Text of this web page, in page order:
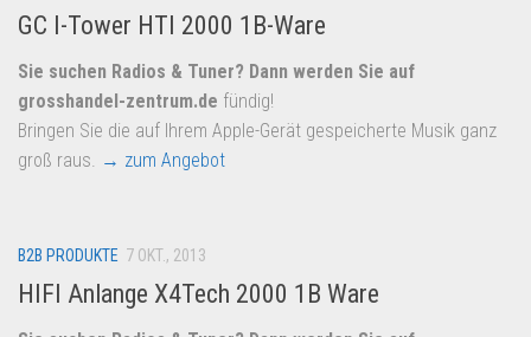
GC I-Tower HTI 2000 1B-Ware
Sie suchen Radios & Tuner? Dann werden Sie auf
grosshandel-zentrum.de fündig!
Bringen Sie die auf Ihrem Apple-Gerät gespeicherte Musik ganz
groß raus. → zum Angebot
B2B PRODUKTE 7 OKT., 2013
HIFI Anlange X4Tech 2000 1B Ware